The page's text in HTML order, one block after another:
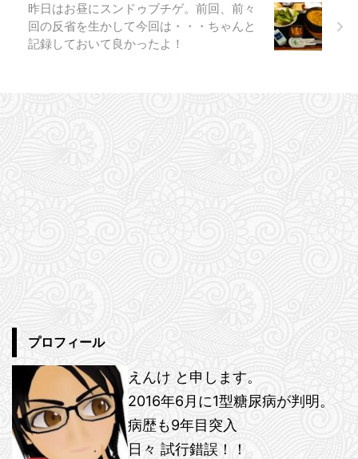
昨日はお昼にスンドゥブチゲ。前回、前々
回の反省を生かして今回は・・・ちゃんと
記録しておいて良かったよ！
プロフィール
えんけ と申します。
2016年6月に1型糖尿病が判明。
病歴も9年目突入
日々 試行錯誤！！